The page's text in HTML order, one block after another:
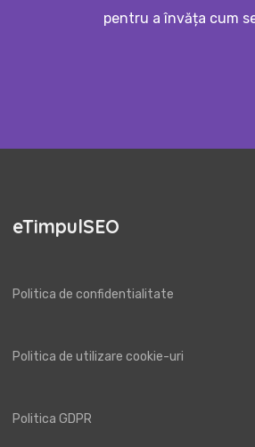
pentru a învăța cum
eTimpulSEO
Politica de confidentialitate
Politica de utilizare cookie-uri
Politica GDPR